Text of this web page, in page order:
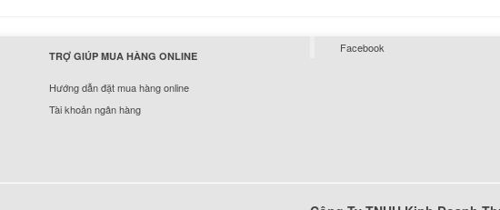
F340
TRỢ GIÚP MUA HÀNG ONLINE
Hướng dẫn đặt mua hàng online
Tài khoản ngân hàng
Facebook